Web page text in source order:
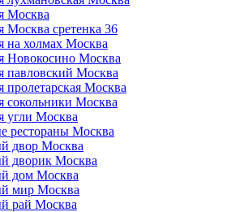
Москва
сретенка 36
холмах Москва
Москва
Москва
Москва
Москва
Москва
Москва
двор Москва
дворик Москва
дом Москва
мир Москва
рай Москва